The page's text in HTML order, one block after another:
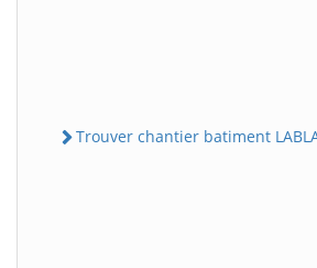
Trouver chantier batiment